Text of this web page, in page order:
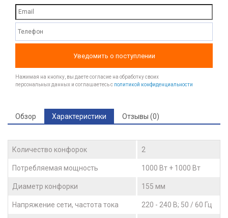
Уведомить о поступлении
Нажимая на кнопку, вы даете согласие на обработку своих
персональных данных и соглашаетесь с политикой конфиденциальности
Обзор Характеристики Отзывы (0)
Количество конфорок 2
Потребляемая мощность 1000 Вт + 1000 Вт
Диаметр конфорки 155 мм
Напряжение сети, частота тока 220 - 240 В; 50 / 60 Гц